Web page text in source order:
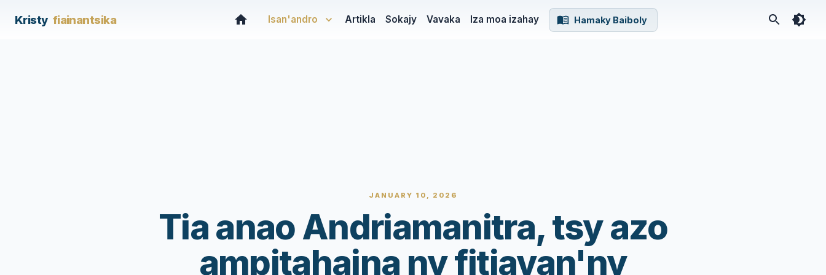
Kristy fiainantsika Isan'andro Artikla Sokajy Vavaka Iza moa izahay Hamaky Baiboly
JANUARY 10, 2026
Tia anao Andriamanitra, tsy azo
ampitahaina ny fitiavan'ny